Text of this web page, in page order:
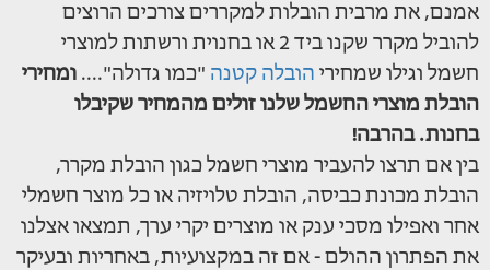
אמנם, את מרבית הובלות למקררים צורכים הרוצים
להוביל מקרר שקנו ביד 2 או בחנוית ורשתות למוצרי
חשמל וגילו שמחירי הובלה קטנה "כמו גדולה".... ומחירי
הובלת מוצרי החשמל שלנו זולים מהמחיר שקיבלו
בחנות. בהרבה!
בין אם תרצו להעביר מוצרי חשמל כגון הובלת מקרר,
הובלת מכונת כביסה, הובלת טלויזיה או כל מוצר חשמלי
אחר ואפילו מסכי ענק או מוצרים יקרי ערך, תמצאו אצלנו
את הפתרון ההולם - אם זה במקצועיות, באחריות ובעיקר